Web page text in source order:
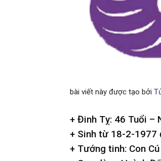
bài viết này được tạo bởi
+ Đinh Tỵ: 46 Tuổi –
+ Sinh từ 18-2-1977
+ Tướng tinh: Con Cú